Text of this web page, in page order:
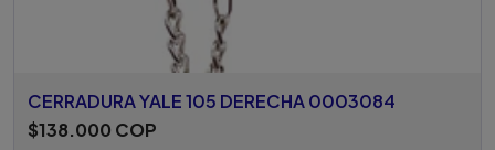
CERRADURA YALE 105 DERECHA 0003084
$138.000 COP